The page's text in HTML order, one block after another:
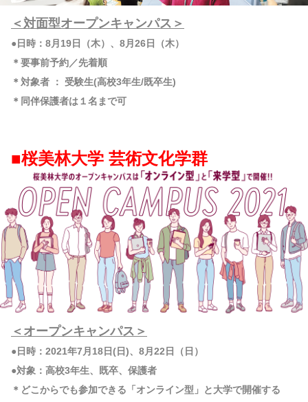
＜対面型オープンキャンパス＞
●日時：8月19日（木）、8月26日（木）
＊要事前予約／先着順
＊対象者 ： 受験生(高校3年生/既卒生)
＊同伴保護者は１名まで可
■桜美林大学 芸術文化学群
＜オープンキャンパス＞
●日時：2021年7月18日(日)、8月22日（日）
●対象：高校3年生、既卒、保護者
＊どこからでも参加できる「オンライン型」と大学で開催する